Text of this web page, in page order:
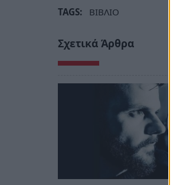
TAGS: ΒΙΒΛΙΟ
Σχετικά Άρθρα